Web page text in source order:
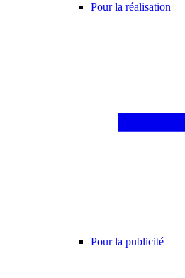
Pour la réalisation
Pour la publicité